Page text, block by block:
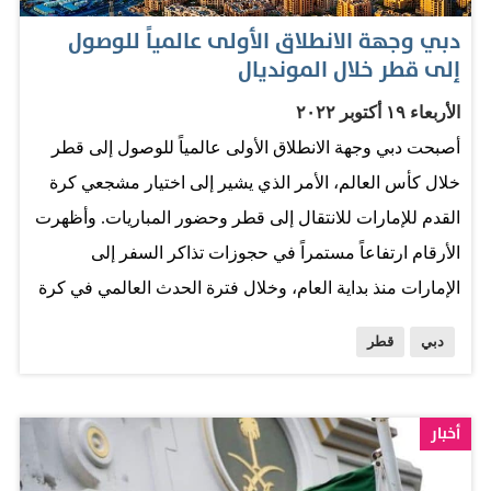
المتحدة، وإسرائيل، ومصر، والمملكة العربية السعودية.
وبحسب البيانات على أساس أسبوعي (الأسبوع الذي يبدأ في
سجلت الحجوزات العالمية إلى قطر لفترة استضافة البطولة،
التي تمتد من 20 نوفمبر حتى 18 ديسمبر، ارتفاعاً بنسبة 72%
خلال الأسبوع الماضي (الذي بدأ بتاريخ 7 نوفمبر بالمقارنة مع
الأسبوع الذي بدأ بتاريخ 31 أكتوبر). وشهدت دولة الإمارات
زيادة في عدد الحجوزات العالمية القادمة إليها لفترة استضافة
البطولة،…
دبي وجهة الانطلاق الأولى عالمياً للوصول
إلى قطر خلال المونديال
الأربعاء ١٩ أكتوبر ٢٠٢٢
أصبحت دبي وجهة الانطلاق الأولى عالمياً للوصول إلى قطر
خلال كأس العالم، الأمر الذي يشير إلى اختيار مشجعي كرة
القدم للإمارات للانتقال إلى قطر وحضور المباريات. وأظهرت
الأرقام ارتفاعاً مستمراً في حجوزات تذاكر السفر إلى
الإمارات منذ بداية العام، وخلال فترة الحدث العالمي في كرة
لبيانات السفر إلى قطر، التي تشهد توافداً عالمياً بالتزامن مع
اقتراب موعد الحدث الكروي الأبرز في العالم. وأشارت
دبي قطر
أخبار